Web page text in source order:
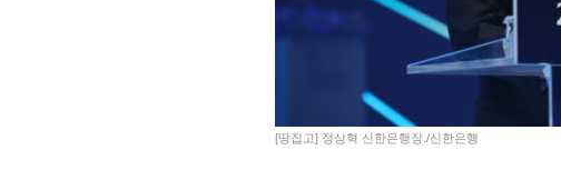
[땅집고] 정상혁 신한은행장./신한은행